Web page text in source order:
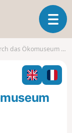
T
o
l
n
von Saint-Dégan